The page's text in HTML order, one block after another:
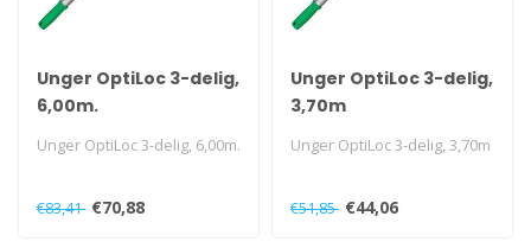
Unger OptiLoc 3-delig,
6,00m.
Unger OptiLoc 3-delig, 6,00m.
€83,41 €70,88
Unger OptiLoc 3-delig,
3,70m
Unger OptiLoc 3-delig, 3,70m
€51,85 €44,06